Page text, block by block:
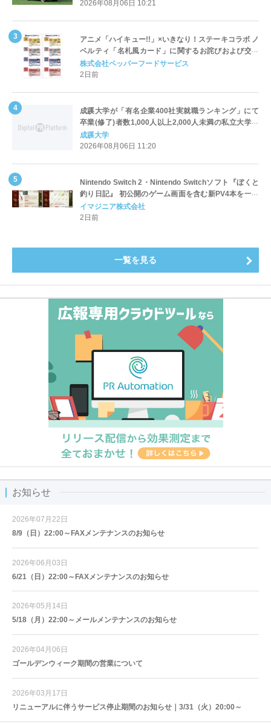
2026年08月06日 10:21
アニメ「ハイキュー!!」×いきなり！ステーキコラボ ノ
ベルティ「名札風カード」に関するお詫びおよび交換
対応についてのご案内
株式会社ペッパーフードサービス
2日前
成蹊大学が「有名企業400社実就職ランキング」にて
卒業(修了)者数1,000人以上2,000人未満の私立大学で
全国第1位を獲得！～実就職率は26.5%（前年比＋
4.3pt）に伸長、東京の私立大学でも10位にランクイン
成蹊大学
2026年08月06日 11:20
Nintendo Switch 2・Nintendo Switchソフト『ぼくと
釣り日記』 初公開のゲーム画面を含む新PV4本を一挙
公開！
イマジニア株式会社
2日前
一覧を見る
お知らせ
2026年07月22日
8/9（日）22:00～FAXメンテナンスのお知らせ
2026年06月03日
6/21（日）22:00～FAXメンテナンスのお知らせ
2026年05月14日
5/18（月）22:00～メールメンテナンスのお知らせ
2026年04月06日
ゴールデンウィーク期間の営業について
2026年03月17日
リニューアルに伴うサービス停止期間のお知らせ｜3/31（火）20:00～